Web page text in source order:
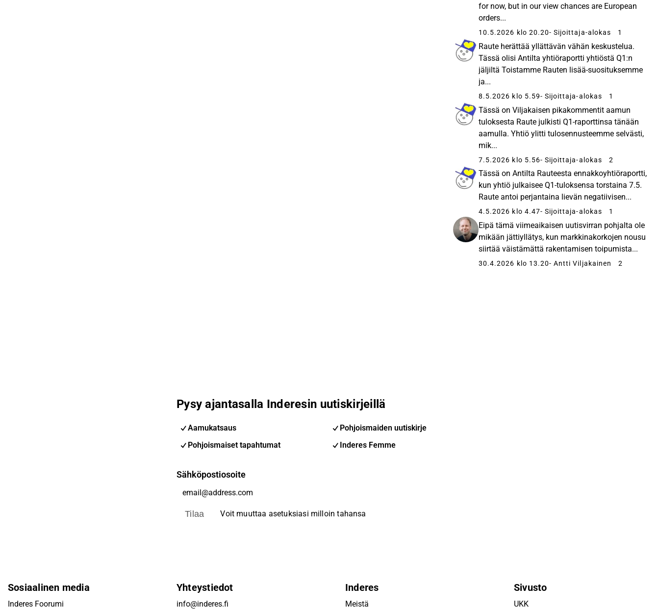
for now, but in our view chances are European
orders...
10.5.2026 klo 20.20- Sijoittaja-alokas 1
Raute herättää yllättävän vähän keskustelua.
Tässä olisi Antilta yhtiöraportti yhtiöstä Q1:n
jäljiltä Toistamme Rauten lisää-suosituksemme
ja...
8.5.2026 klo 5.59- Sijoittaja-alokas 1
Tässä on Viljakaisen pikakommentit aamun
tuloksesta Raute julkisti Q1-raporttinsa tänään
aamulla. Yhtiö ylitti tulosennusteemme selvästi,
mik...
7.5.2026 klo 5.56- Sijoittaja-alokas 2
Tässä on Antilta Rauteesta ennakkoyhtiöraportti,
kun yhtiö julkaisee Q1-tuloksensa torstaina 7.5.
Raute antoi perjantaina lievän negatiivisen...
4.5.2026 klo 4.47- Sijoittaja-alokas 1
Eipä tämä viimeaikaisen uutisvirran pohjalta ole
mikään jättiyllätys, kun markkinakorkojen nousu
siirtää väistämättä rakentamisen toipumista...
30.4.2026 klo 13.20- Antti Viljakainen 2
Pysy ajantasalla Inderesin uutiskirjeillä
Aamukatsaus
Pohjoismaiden uutiskirje
Pohjoismaiset tapahtumat
Inderes Femme
Sähköpostiosoite
Tilaa Voit muuttaa asetuksiasi milloin tahansa
Sosiaalinen media
Inderes Foorumi
Yhteystiedot
info@inderes.fi
Inderes
Meistä
Sivusto
UKK